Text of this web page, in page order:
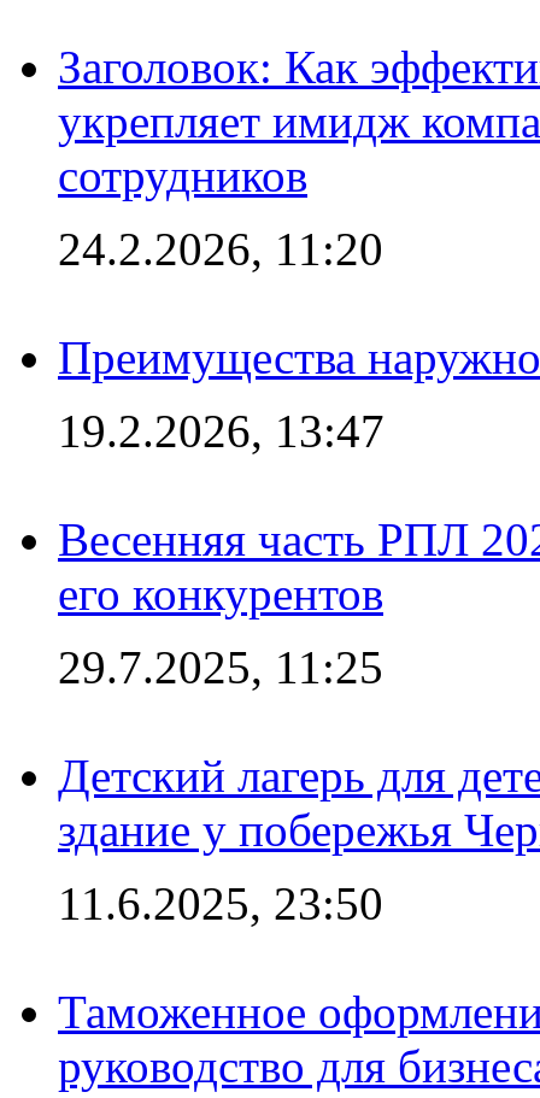
Заголовок: Как
укрепляет имидж
сотрудников
24.2.2026, 11:20
Преимущества
19.2.2026, 13:47
Весенняя часть РПЛ
его конкурентов
29.7.2025, 11:25
Детский лагерь для
здание у побережья
11.6.2025, 23:50
Таможенное
руководство для